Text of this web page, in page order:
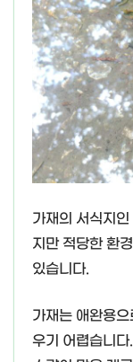
가재의 서식지
지만 적당한 환
있습니다.
가재는 애완용
우기 어렵습니